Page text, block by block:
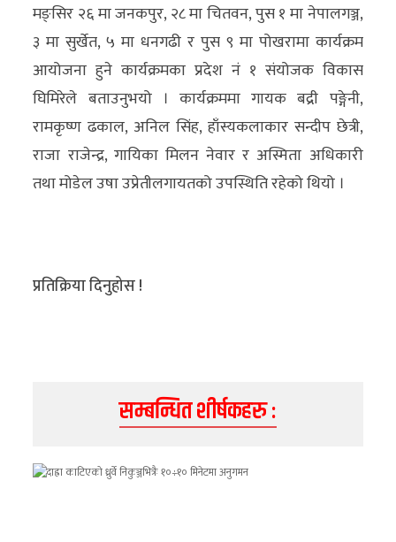
फोटो
ग्यालरी
भिडियो
मङ्सिर २६ मा जनकपुर, २८ मा चितवन, पुस १ मा नेपालगञ्ज,
३ मा सुर्खेत, ५ मा धनगढी र पुस ९ मा पोखरामा कार्यक्रम
आयोजना हुने कार्यक्रमका प्रदेश नं १ संयोजक विकास
घिमिरेले बताउनुभयो । कार्यक्रममा गायक बद्री पङ्गेनी,
रामकृष्ण ढकाल, अनिल सिंह, हाँस्यकलाकार सन्दीप छेत्री,
राजा राजेन्द्र, गायिका मिलन नेवार र अस्मिता अधिकारी
तथा मोडेल उषा उप्रेतीलगायतको उपस्थिति रहेको थियो ।
प्रतिक्रिया दिनुहोस !
सम्बन्धित शीर्षकहरु :